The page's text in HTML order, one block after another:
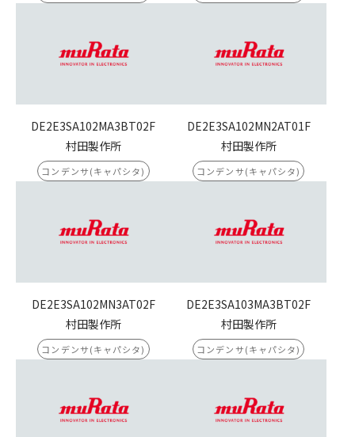
DE2E3SA102MA3BT02F
村田製作所
コンデンサ(キャパシタ)
DE2E3SA102MN2AT01F
村田製作所
コンデンサ(キャパシタ)
DE2E3SA102MN3AT02F
村田製作所
コンデンサ(キャパシタ)
DE2E3SA103MA3BT02F
村田製作所
コンデンサ(キャパシタ)